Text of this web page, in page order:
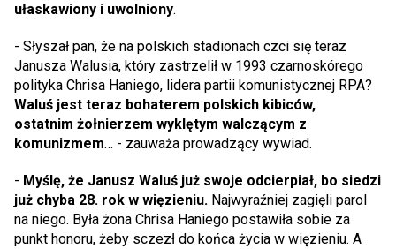
ułaskawiony i uwolniony.
- Słyszał pan, że na polskich stadionach czci się teraz
Janusza Walusia, który zastrzelił w 1993 czarnoskórego
polityka Chrisa Haniego, lidera partii komunistycznej RPA?
Waluś jest teraz bohaterem polskich kibiców,
ostatnim żołnierzem wyklętym walczącym z
komunizmem… - zauważa prowadzący wywiad.
- Myślę, że Janusz Waluś już swoje odcierpiał, bo siedzi
już chyba 28. rok w więzieniu. Najwyraźniej zagięli parol
na niego. Była żona Chrisa Haniego postawiła sobie za
punkt honoru, żeby sczezł do końca życia w więzieniu. A